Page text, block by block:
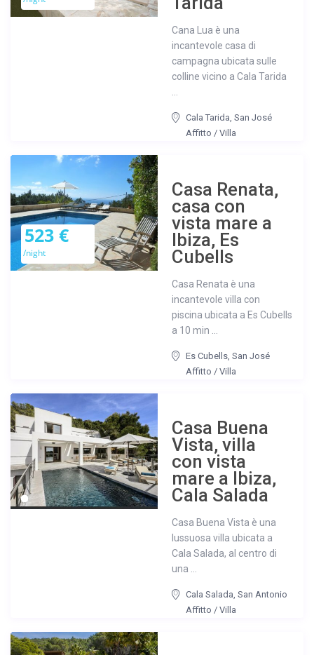
Cana Lua è una
incantevole casa di
campagna ubicata sulle
colline vicino a Cala Tarida
Cala Tarida,San José
Affitto /Villa
523 €
/night
Casa Renata,
casa con
vista mare a
Ibiza, Es
Cubells
Casa Renata è una
incantevole villa con
piscina ubicata a Es Cubells
a 10 min ...
Es Cubells,San José
Affitto /Villa
Casa Buena
Vista, villa
con vista
mare a Ibiza,
Cala Salada
Casa Buena Vista è una
lussuosa villa ubicata a
Cala Salada, al centro di
una ...
Cala Salada,San Antonio
Affitto /Villa